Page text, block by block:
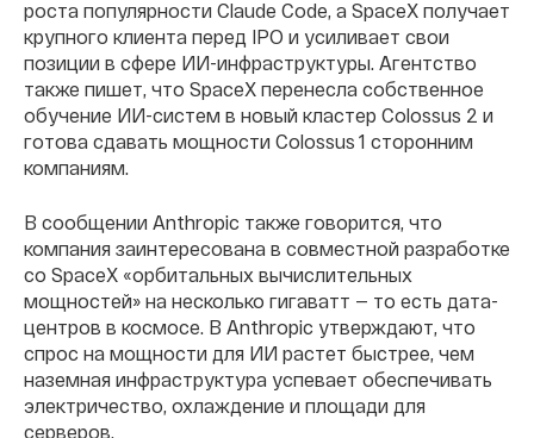
роста популярности Claude Code, а SpaceX получает
крупного клиента перед IPO и усиливает свои
позиции в сфере ИИ-инфраструктуры. Агентство
также пишет, что SpaceX перенесла собственное
обучение ИИ-систем в новый кластер Colossus 2 и
готова сдавать мощности Colossus 1 сторонним
компаниям.
В сообщении Anthropic также говорится, что
компания заинтересована в совместной разработке
со SpaceX «орбитальных вычислительных
мощностей» на несколько гигаватт — то есть дата-
центров в космосе. В Anthropic утверждают, что
спрос на мощности для ИИ растет быстрее, чем
наземная инфраструктура успевает обеспечивать
электричество, охлаждение и площади для
серверов.